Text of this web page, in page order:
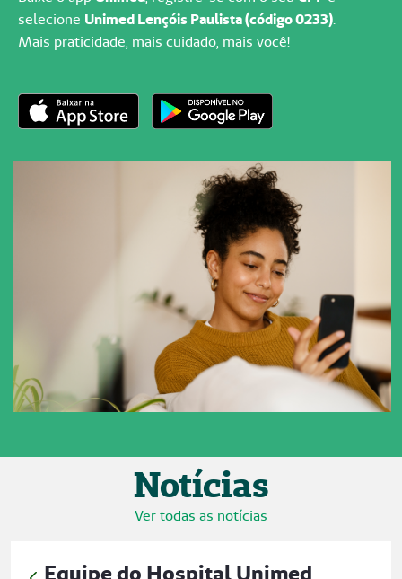
Baixe o appUnimed, registre-se com o seuCPFe
selecioneUnimed Lençóis Paulista (código 0233)
Notícias